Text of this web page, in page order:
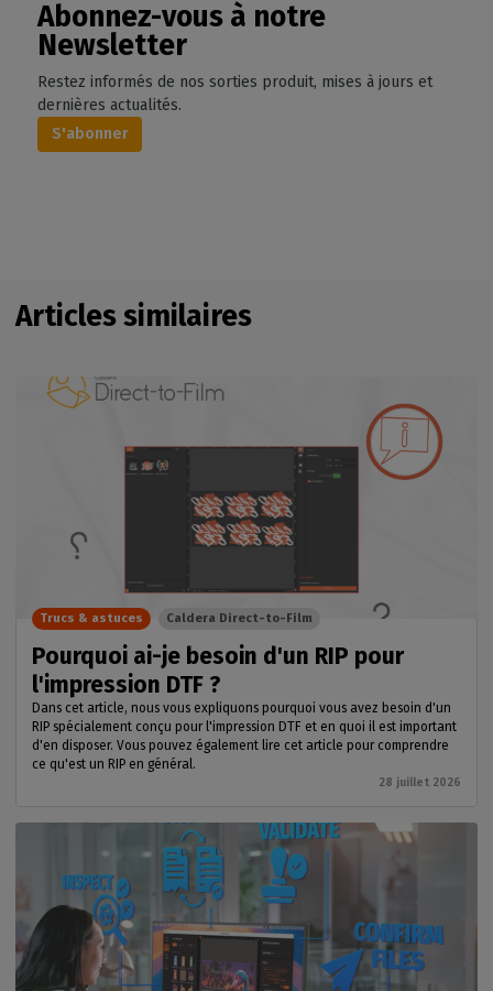
Abonnez-vous à notre
Newsletter
Restez informés de nos sorties produit, mises à jours et
dernières actualités.
S'abonner
Articles similaires
Pourquoi ai-je besoin d'un RIP pour
l'impression DTF ?
Dans cet article, nous vous expliquons pourquoi vous avez besoin d'un
RIP spécialement conçu pour l'impression DTF et en quoi il est important
d'en disposer. Vous pouvez également lire cet article pour comprendre
ce qu'est un RIP en général.
28 juillet 2026
Trucs & astuces Caldera Direct-to-Film